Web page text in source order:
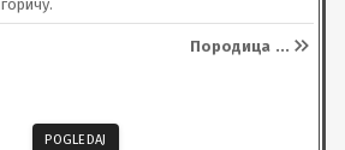
Породица ...
POGLEDAJ